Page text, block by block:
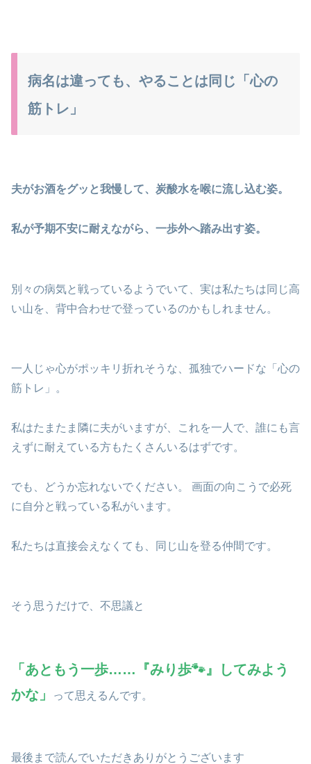
病名は違っても、やることは同じ「心の
筋トレ」
夫がお酒をグッと我慢して、炭酸水を喉に流し込む姿。
私が予期不安に耐えながら、一歩外へ踏み出す姿。
別々の病気と戦っているようでいて、実は私たちは同じ高
い山を、背中合わせで登っているのかもしれません。
一人じゃ心がポッキリ折れそうな、孤独でハードな「心の
筋トレ」。
私はたまたま隣に夫がいますが、これを一人で、誰にも言
えずに耐えている方もたくさんいるはずです。
でも、どうか忘れないでください。 画面の向こうで必死
に自分と戦っている私がいます。
私たちは直接会えなくても、同じ山を登る仲間です。
そう思うだけで、不思議と
「あともう一歩……『みり歩🐾』してみよう
かな」
って思えるんです。
最後まで読んでいただきありがとうございます